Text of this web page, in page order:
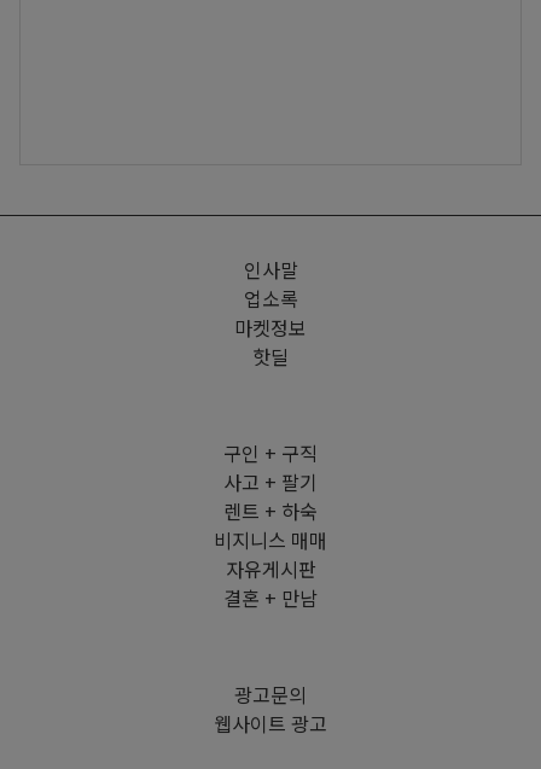
인사말
업소록
마켓정보
핫딜
구인 + 구직
사고 + 팔기
렌트 + 하숙
비지니스 매매
자유게시판
결혼 + 만남
광고문의
웹사이트 광고